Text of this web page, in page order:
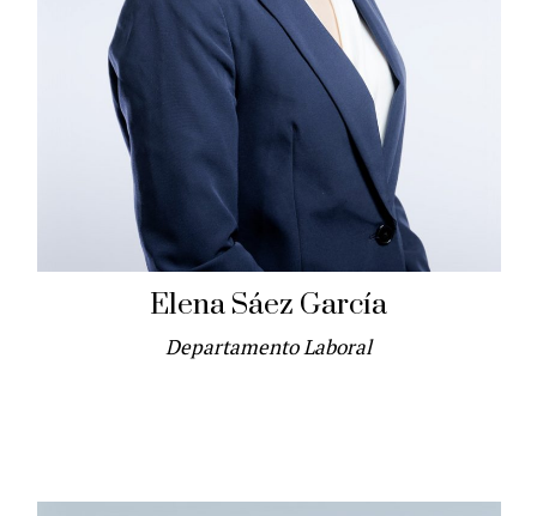
Elena Sáez García
Departamento Laboral